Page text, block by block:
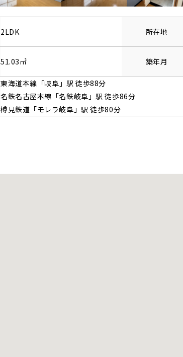
2LDK 所在地
51.03㎡ 築年月
東海道本線 「岐阜 」駅 徒歩88分
名鉄名古屋本線 「名鉄岐阜 」駅 徒歩86分
樽見鉄道 「モレラ岐阜 」駅 徒歩80分